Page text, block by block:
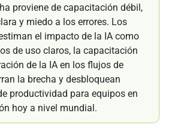
proviene de capacitación débil,
y miedo a los errores. Los
el impacto de la IA como
de uso claros, la capacitación
de la IA en los flujos de
la brecha y desbloquean
productividad para equipos en
hoy a nivel mundial.